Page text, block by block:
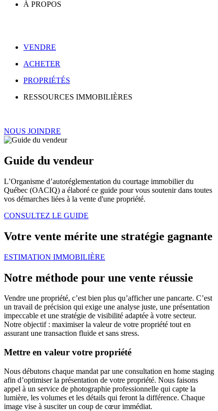
À PROPOS
VENDRE
ACHETER
PROPRIÉTÉS
RESSOURCES IMMOBILIÈRES
NOUS JOINDRE
Guide du vendeur
L’Organisme d’autoréglementation du courtage immobilier du
Québec (OACIQ) a élaboré ce guide pour vous soutenir dans toutes
vos démarches liées à la vente d'une propriété.
CONSULTEZ LE GUIDE
Votre vente mérite une stratégie gagnante
ESTIMATION IMMOBILIÈRE
Notre méthode pour une vente réussie
Vendre une propriété, c’est bien plus qu’afficher une pancarte. C’est
un travail de précision qui exige une analyse juste, une présentation
impeccable et une stratégie de visibilité adaptée à votre secteur.
Notre objectif : maximiser la valeur de votre propriété tout en
assurant une transaction fluide et sans stress.
Mettre en valeur votre propriété
Nous débutons chaque mandat par une consultation en home staging
afin d’optimiser la présentation de votre propriété. Nous faisons
appel à un service de photographie professionnelle qui capte la
lumière, les volumes et les détails qui feront la différence. Chaque
image vise à susciter un coup de cœur immédiat.